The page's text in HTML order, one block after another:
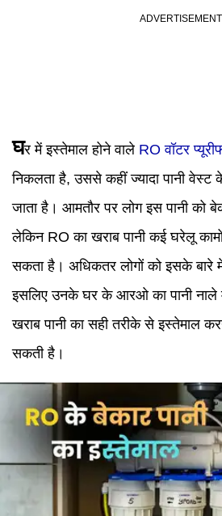
घर में इस्तेमाल होने वाले RO वॉटर
निकलता है, उससे कहीं ज्यादा पानी
जाता है। आमतौर पर लोग इस पानी को
लेकिन RO का खराब पानी कई घरेलू
सकता है। अधिकतर लोगों को इसके बारे में
इसलिए उनके घर के आरओ का पानी नाले
खराब पानी का सही तरीके से इस्तेमाल
सकती है।